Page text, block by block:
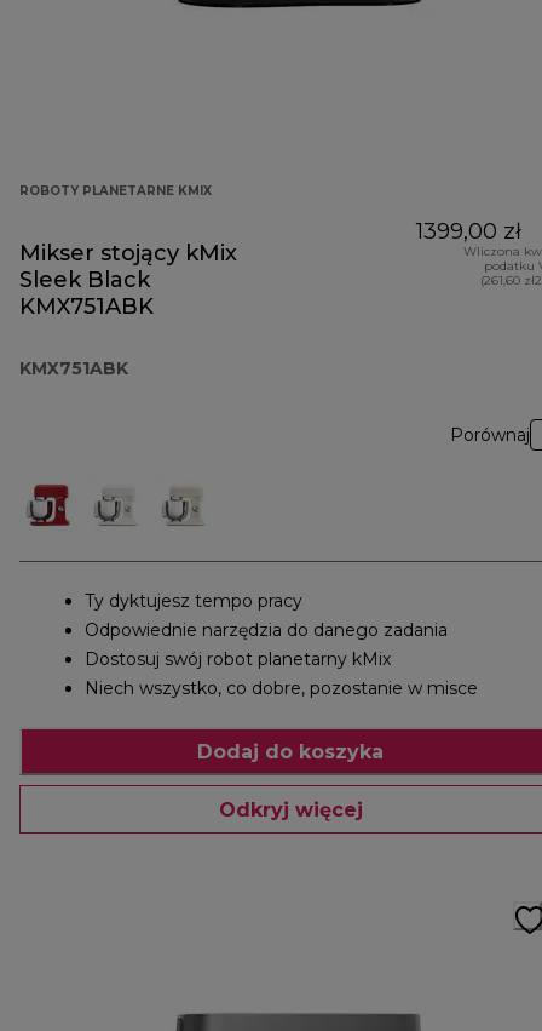
ROBOTY PLANETARNE KMIX
Mikser stojący kMix
Sleek Black
KMX751ABK
KMX751ABK
1399,00 zł
Wliczona
podatku
(261,60
Porównaj
Ty dyktujesz tempo pracy
Odpowiednie narzędzia do danego zadania
Dostosuj swój robot planetarny kMix
Niech wszystko, co dobre, pozostanie w misce
Dodaj do koszyka
Odkryj więcej